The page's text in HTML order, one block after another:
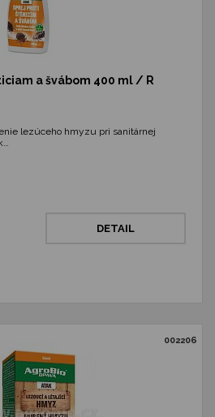
a švábom 400 ml / R
lezúceho hmyzu pri sanitárnej
DETAIL
002206